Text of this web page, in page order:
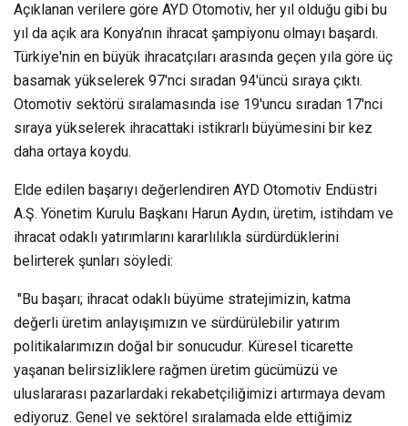
Açıklanan verilere göre AYD Otomotiv, her yıl olduğu gibi bu
yıl da açık ara Konya’nın ihracat şampiyonu olmayı başardı.
Türkiye'nin en büyük ihracatçıları arasında geçen yıla göre üç
basamak yükselerek 97'nci sıradan 94'üncü sıraya çıktı.
Otomotiv sektörü sıralamasında ise 19'uncu sıradan 17'nci
sıraya yükselerek ihracattaki istikrarlı büyümesini bir kez
daha ortaya koydu.
Elde edilen başarıyı değerlendiren AYD Otomotiv Endüstri
A.Ş. Yönetim Kurulu Başkanı Harun Aydın, üretim, istihdam ve
ihracat odaklı yatırımlarını kararlılıkla sürdürdüklerini
belirterek şunları söyledi:
"Bu başarı; ihracat odaklı büyüme stratejimizin, katma
değerli üretim anlayışımızın ve sürdürülebilir yatırım
politikalarımızın doğal bir sonucudur. Küresel ticarette
yaşanan belirsizliklere rağmen üretim gücümüzü ve
uluslararası pazarlardaki rekabetçiliğimizi artırmaya devam
ediyoruz. Genel ve sektörel sıralamada elde ettiğimiz